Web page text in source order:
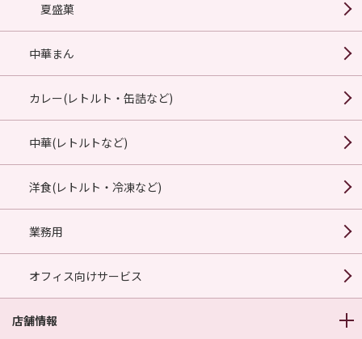
夏盛菓
中華まん
カレー(レトルト・缶詰など)
中華(レトルトなど)
洋食(レトルト・冷凍など)
業務用
オフィス向けサービス
店舗情報